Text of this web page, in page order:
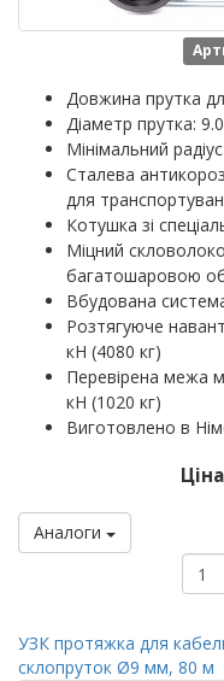
Довжина прутка
Діаметр прутка:
Мінімальний
Сталева
для
Котушка зі
Міцний
багатошаровою
Вбудована
Розтягуюче
кН (4080 кг)
Перевірена межа
кН (1020 кг)
Виготовлено в
Аналоги
УЗК протяжка для
склопруток Ø9 мм, 80 м